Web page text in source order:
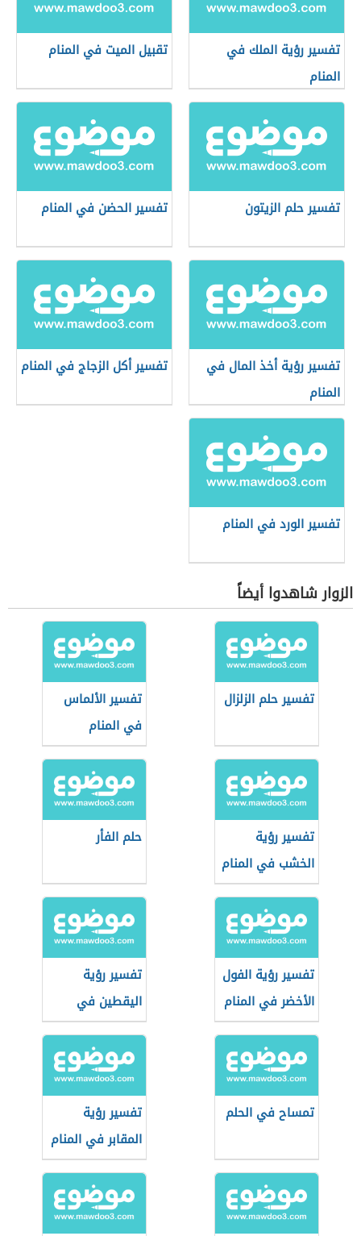
تفسير رؤية الملك في
المنام
تقبيل الميت في المنام
تفسير حلم الزيتون تفسير الحضن في المنام
تفسير رؤية أخذ المال في
المنام
تفسير أكل الزجاج في المنام
تفسير الورد في المنام
الزوار شاهدوا أيضاً
تفسير حلم الزلزال
تفسير الألماس
في المنام
تفسير رؤية
الخشب في المنام
حلم الفأر
تفسير رؤية الفول
الأخضر في المنام
تفسير رؤية
اليقطين في
المنام
تمساح في الحلم
تفسير رؤية
المقابر في المنام